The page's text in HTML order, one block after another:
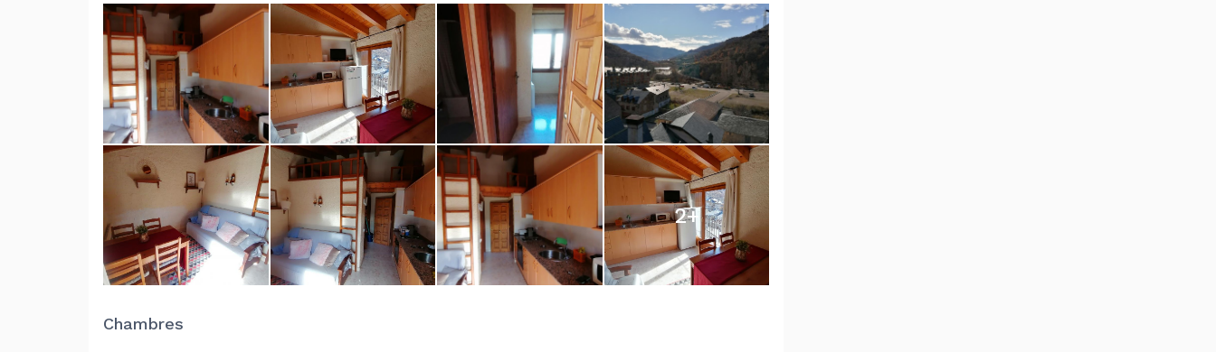
2+
Chambres